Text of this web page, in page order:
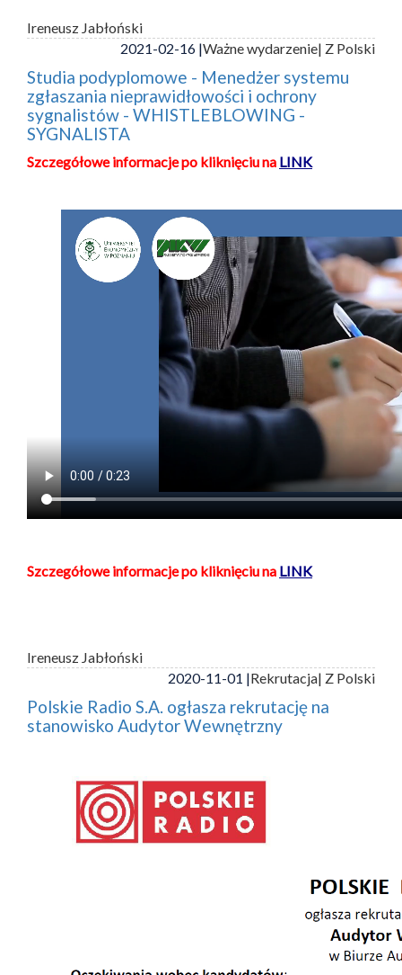
Ireneusz Jabłoński
2021-02-16 |Ważne wydarzenie| Z Polski
Studia podyplomowe - Menedżer systemu
zgłaszania nieprawidłowości i ochrony
sygnalistów - WHISTLEBLOWING -
SYGNALISTA
Szczegółowe informacje po kliknięciu na LINK
Szczegółowe informacje po kliknięciu na LINK
Ireneusz Jabłoński
2020-11-01 |Rekrutacja| Z Polski
Polskie Radio S.A. ogłasza rekrutację na
stanowisko Audytor Wewnętrzny